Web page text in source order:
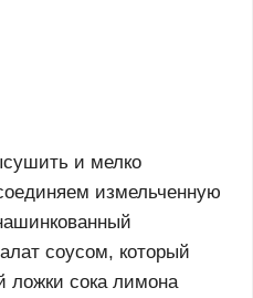
и мелко
измельченную
соусом, который
ложки сока лимона